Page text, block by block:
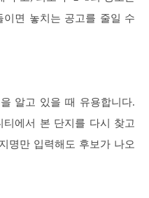
이면 놓치는 공고를 줄일 수
알고 있을 때 유용합니다.
티에서 본 단지를 다시 찾고
명만 입력해도 후보가 나오